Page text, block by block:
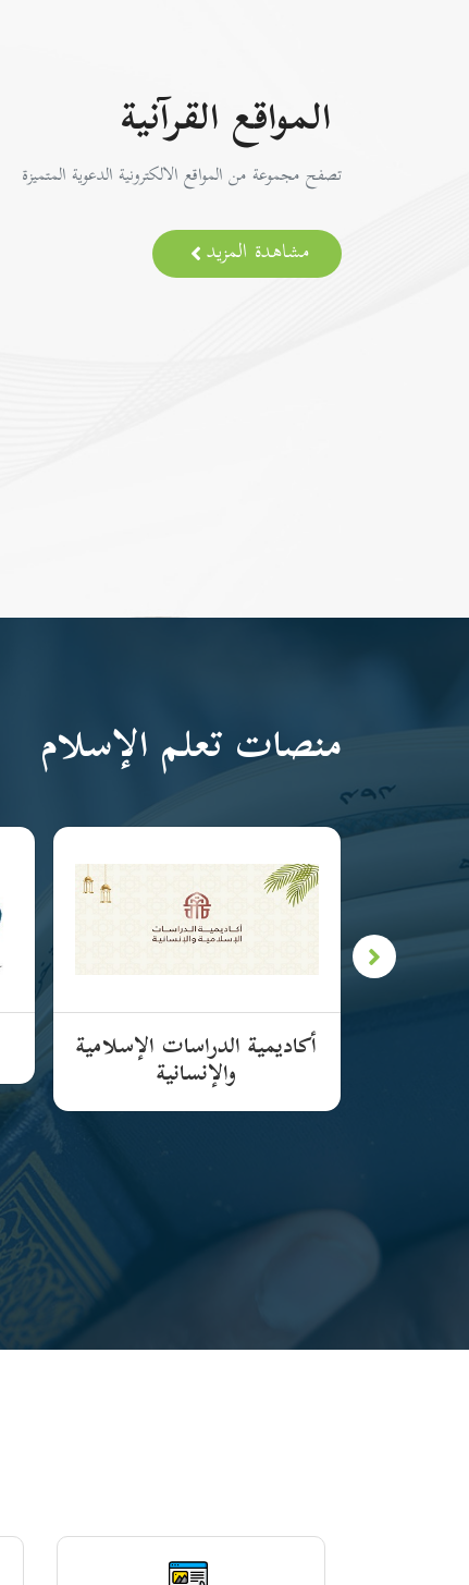
المواقع القرآنية
تصفح مجموعة من المواقع الالكترونية الدعوية المتميزة
مشاهدة المزيد
منصات تعلم الإسلام
أكاديمية الدراسات الإسلامية
والإنسانية